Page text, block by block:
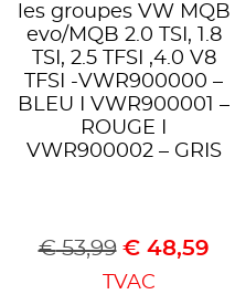
les groupes VW MQB
evo/MQB 2.0 TSI, 1.8
TSI, 2.5 TFSI ,4.0 V8
TFSI -VWR900000 –
BLEU I VWR900001 –
ROUGE I
VWR900002 – GRIS
€53,99 €48,59
TVAC